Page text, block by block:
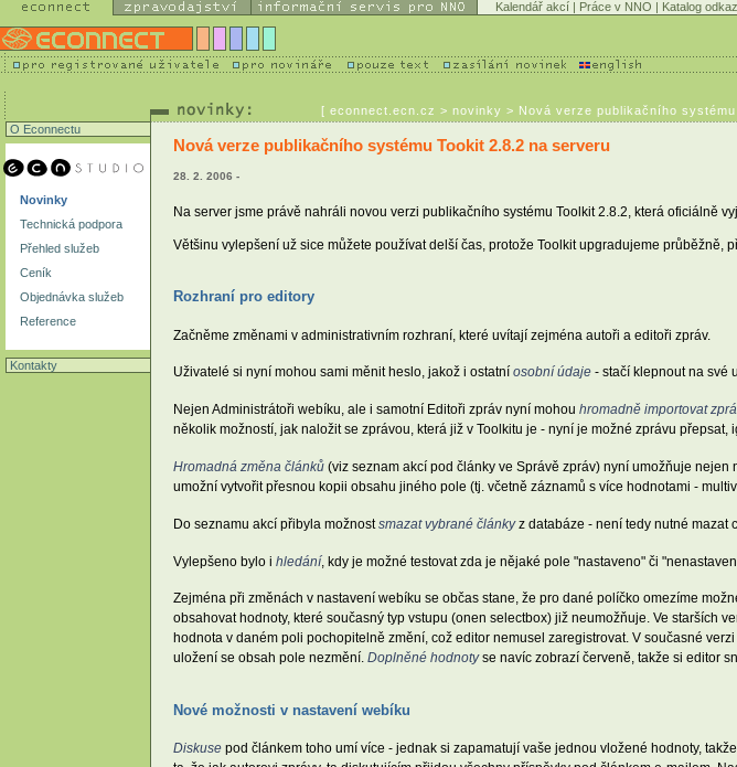
Kalendář akcí | Práce v NNO | Katalog
[ econnect.ecn.cz > novinky > Nová verze publikačního
O Econnectu
Novinky
Technická podpora
Přehled služeb
Ceník
Objednávka služeb
Reference
Kontakty
Nová verze publikačního systému Tookit 2.8.2 na serveru
28. 2. 2006 -
Na server jsme právě nahráli novou verzi publikačního systému Toolkit 2.8.2, která oficiálně
Většinu vylepšení už sice můžete používat delší čas, protože Toolkit upgradujeme
Rozhraní pro editory
Začněme změnami v administrativním rozhraní, které uvítají zejména autoři a editoři zpráv.
Uživatelé si nyní mohou sami měnit heslo, jakož i ostatní osobní údaje - stačí klepnout na své
Nejen Administrátoři webíku, ale i samotní Editoři zpráv nyní mohou hromadně importovat
několik možností, jak naložit se zprávou, která již v Toolkitu je - nyní je možné zprávu
Hromadná změna článků (viz seznam akcí pod články ve Správě zpráv) nyní umožňuje
umožní vytvořit přesnou kopii obsahu jiného pole (tj. včetně záznamů s více hodnotami -
Do seznamu akcí přibyla možnostsmazat vybrané článkyz databáze - není tedy nutné mazat
Vylepšeno bylo i hledání, kdy je možné testovat zda je nějaké pole "nastaveno" či
Zejména při změnách v nastavení webíku se občas stane, že pro dané políčko omezíme
obsahovat hodnoty, které současný typ vstupu (onen selectbox) již neumožňuje. Ve starších
hodnota v daném poli pochopitelně změní, což editor nemusel zaregistrovat. V současné
uložení se obsah pole nezmění. Doplněné hodnotyse navíc zobrazí červeně, takže si editor
Nové možnosti v nastavení webíku
Diskuse pod článkem toho umí více - jednak si zapamatují vaše jednou vložené hodnoty,